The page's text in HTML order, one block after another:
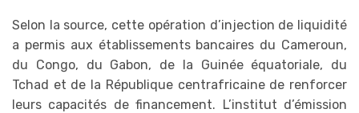
Selon la source, cette opération d’injection de liquidité
a permis aux établissements bancaires du Cameroun,
du Congo, du Gabon, de la Guinée équatoriale, du
Tchad et de la République centrafricaine de renforcer
leurs capacités de financement. L’institut d’émission